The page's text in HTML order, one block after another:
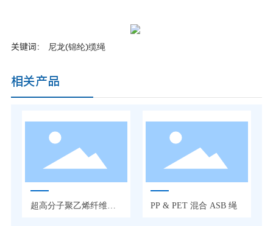
关键词： 尼龙(锦纶)缆绳
相关产品
超高分子聚乙烯纤维缆
PP & PET 混合 ASB 绳